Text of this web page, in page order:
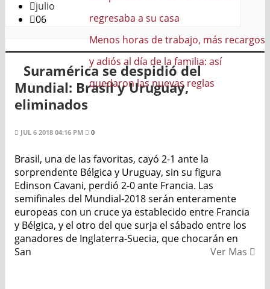
reglas
julio
06
Suramérica se despidió del
Mundial: Brasil y Uruguay,
eliminados
JUL 6 2018 04:16 PM 0
Brasil, una de las favoritas, cayó 2-1 ante la
sorprendente Bélgica y Uruguay, sin su figura
Edinson Cavani, perdió 2-0 ante Francia. Las
semifinales del Mundial-2018 serán enteramente
europeas con un cruce ya establecido entre Francia
y Bélgica, y el otro del que surja el sábado entre los
ganadores de Inglaterra-Suecia, que chocarán en
San
Ver Mas